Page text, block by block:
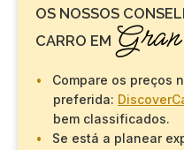
OS NOSSOS
CARRO EM
Compare os preços
preferida:
bem classificados.
Se está a planear